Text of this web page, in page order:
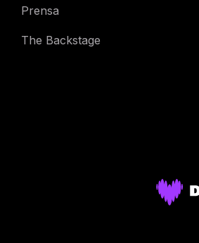
Prensa
The Backstage